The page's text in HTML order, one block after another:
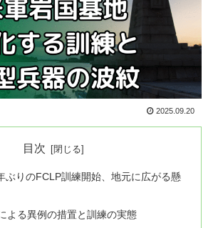
2025.09.20
目次
ぶりのFCLP訓練開始、地元に広がる懸
よる異例の措置と訓練の実態